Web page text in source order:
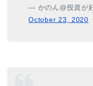
— かのん@投資が
October 23, 2020